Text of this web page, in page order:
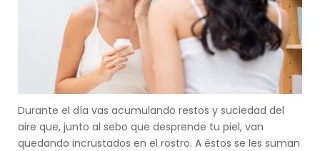
Durante el día vas acumulando restos y suciedad del
aire que, junto al sebo que desprende tu piel, van
quedando incrustados en el rostro. A éstos se les suman